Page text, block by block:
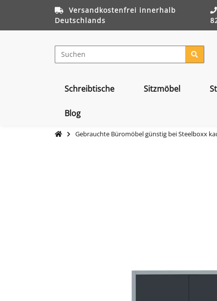
Versandkostenfrei innerhalb
Deutschlands
Schreibtische Sitzmöbel
Blog
Gebrauchte Büromöbel günstig bei Steelboxx